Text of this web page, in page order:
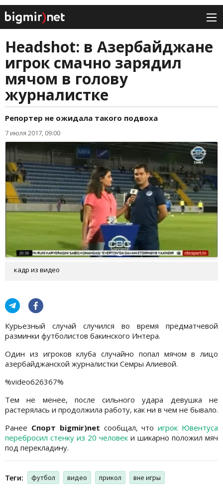
Headshot: в Азербайджане
игрок смачно зарядил
мячом в голову
журналистке
Репортер не ожидала такого подвоха
7 июля 2017, 09:00
кадр из видео
Курьезный случай случился во время предматчевой
разминки футболистов бакинского Интера.
Один из игроков клуба случайно попал мячом в лицо
азербайджанской журналистки Семры Алиевой.
%video626367%
Тем не менее, после сильного удара девушка не
растерялась и продолжила работу, как ни в чем не бывало.
Ранее Спорт bigmir)net сообщал, чтоигрок Ювентуса
перебросил стенку из 20 человек и шикарно положил мяч
под перекладину.
Теги: футбол видео прикол вне игры